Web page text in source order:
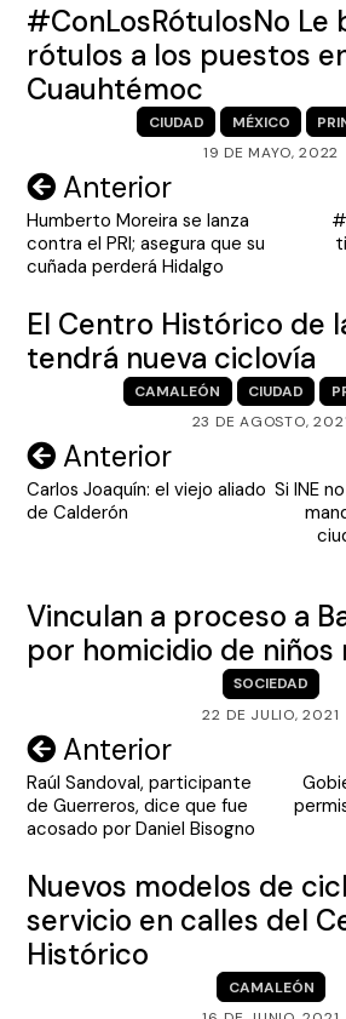
#ConLosRótulosNo Le
rótulos a los puestos
Cuauhtémoc
CIUDAD MÉXICO
19 DE MAYO, 2022
Navegación
de
entradas
Anterior
Humberto Moreira se lanza
contra el PRI; asegura que su
cuñada perderá Hidalgo
El Centro Histórico de
tendrá nueva ciclovía
CAMALEÓN CIUDAD
23 DE AGOSTO,
Navegación
de
Anterior
Carlos Joaquín: el viejo aliado
de Calderón
Si INE
Vinculan a proceso a
por homicidio de niños
SOCIEDAD
22 DE JULIO, 2021
Navegación
de
entradas
Anterior
Raúl Sandoval, participante
de Guerreros, dice que fue
acosado por Daniel Bisogno
Nuevos modelos de
servicio en calles del
Histórico
CAMALEÓN